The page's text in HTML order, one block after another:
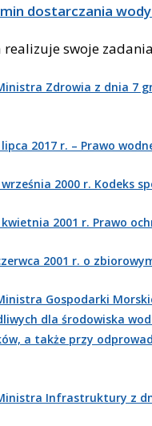
dostarczania
realizuje swoje
Zdrowia z dnia 7
2017 r. – Prawo
2000 r. Kodeks
2001 r. Prawo
2001 r. o
Gospodarki
dla środowiska
a także przy
Infrastruktury z